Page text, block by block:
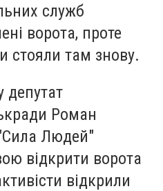
служб
ворота, проте
стояли там знову.
депутат
Роман
Людей"
відкрити ворота
відкрили